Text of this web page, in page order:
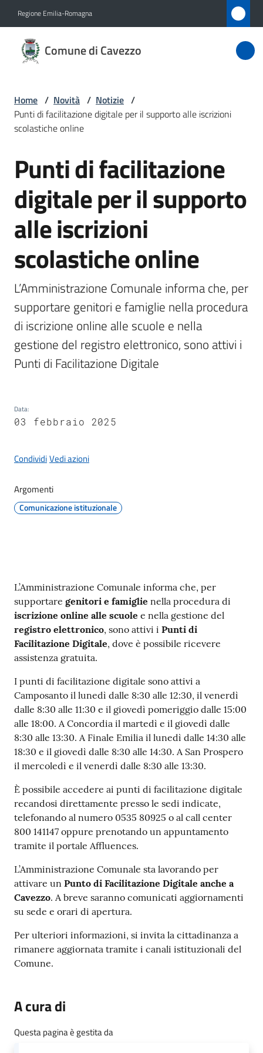
Regione Emilia-Romagna
Comune di Cavezzo
di
Amministrazione
Novità
Menu selezionato
Servizi
Vivere
Cavezzo
Protezione
civile
Cavezzo
Informa
telematico
Tutti
argomenti...
Home / Novità / Notizie /
Punti di facilitazione digitale per il supporto alle iscrizioni
scolastiche online
Salta al contenuto
Punti di facilitazione
digitale per il supporto
alle iscrizioni
scolastiche online
L’Amministrazione Comunale informa che, per
supportare genitori e famiglie nella procedura
di iscrizione online alle scuole e nella
gestione del registro elettronico, sono attivi i
Punti di Facilitazione Digitale
Data:
03 febbraio 2025
CondividiVedi azioni
Argomenti
Comunicazione istituzionale
Contenuto
L’Amministrazione Comunale informa che, per
supportare genitori e famiglie nella procedura di
iscrizione online alle scuole e nella gestione del
registro elettronico, sono attivi i Punti di
Facilitazione Digitale, dove è possibile ricevere
assistenza gratuita.
I punti di facilitazione digitale sono attivi a
Camposanto il lunedì dalle 8:30 alle 12:30, il venerdì
dalle 8:30 alle 11:30 e il giovedì pomeriggio dalle 15:00
alle 18:00. A Concordia il martedì e il giovedì dalle
8:30 alle 13:30. A Finale Emilia il lunedì dalle 14:30 alle
18:30 e il giovedì dalle 8:30 alle 14:30. A San Prospero
il mercoledì e il venerdì dalle 8:30 alle 13:30.
È possibile accedere ai punti di facilitazione digitale
recandosi direttamente presso le sedi indicate,
telefonando al numero 0535 80925 o al call center
800 141147 oppure prenotando un appuntamento
tramite il portale Affluences.
L’Amministrazione Comunale sta lavorando per
attivare un Punto di Facilitazione Digitale anche a
Cavezzo. A breve saranno comunicati aggiornamenti
su sede e orari di apertura.
Per ulteriori informazioni, si invita la cittadinanza a
rimanere aggiornata tramite i canali istituzionali del
Comune.
A cura di
Questa pagina è gestita da